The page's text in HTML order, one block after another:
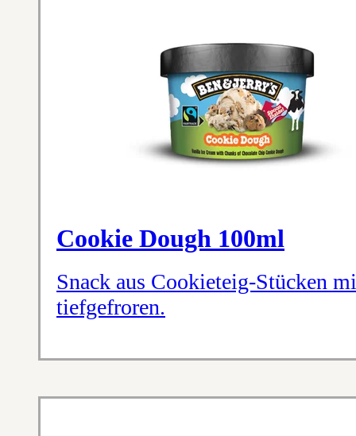
Cookie Dough 100ml
Snack aus Cookieteig-Stücken
tiefgefroren.